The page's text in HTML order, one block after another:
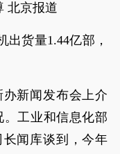
北京报道
货量1.44亿部，
新闻发布会上介
。工业和信息化部
闻库谈到，今年